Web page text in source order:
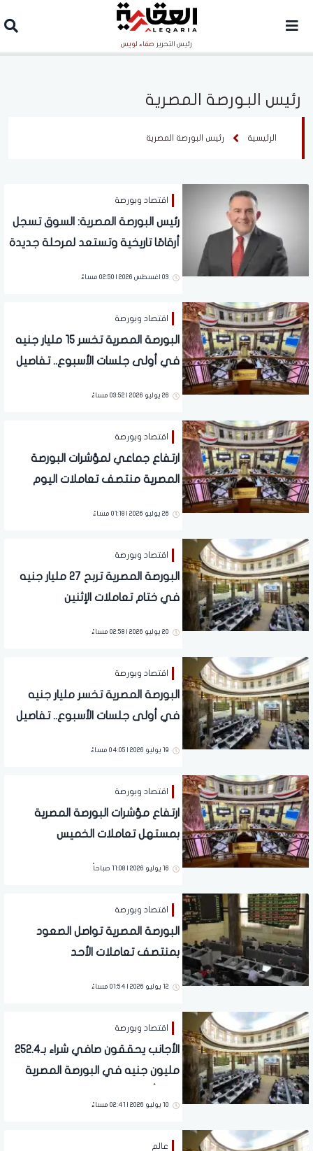
رئيس التحرير صفاء لويس
رئيس البورصة المصرية
الرئيسية رئيس البورصة المصرية
اقتصاد وبورصة
رئيس البورصة المصرية: السوق تسجل
أرقامًا تاريخية وتستعد لمرحلة جديدة
الجديدة
03 اغسطس 2026 | 02:50 مساءً
اقتصاد وبورصة
البورصة المصرية تخسر 15 مليار جنيه
في أولى جلسات الأسبوع.. تفاصيل
26 يوليو 2026 | 03:52 مساءً
اقتصاد وبورصة
ارتفاع جماعي لمؤشرات البورصة
المصرية منتصف تعاملات اليوم
26 يوليو 2026 | 01:18 مساءً
اقتصاد وبورصة
البورصة المصرية تربح 27 مليار جنيه
في ختام تعاملات الإثنين
20 يوليو 2026 | 02:58 مساءً
اقتصاد وبورصة
البورصة المصرية تخسر مليار جنيه
في أولى جلسات الأسبوع.. تفاصيل
19 يوليو 2026 | 04:05 مساءً
اقتصاد وبورصة
ارتفاع مؤشرات البورصة المصرية
بمستهل تعاملات الخميس
16 يوليو 2026 | 11:08 صباحاً
اقتصاد وبورصة
البورصة المصرية تواصل الصعود
بمنتصف تعاملات الأحد
12 يوليو 2026 | 01:54 مساءً
اقتصاد وبورصة
الأجانب يحققون صافي شراء بـ252.4
مليون جنيه في البورصة المصرية
10 يوليو 2026 | 02:41 مساءً
عالم